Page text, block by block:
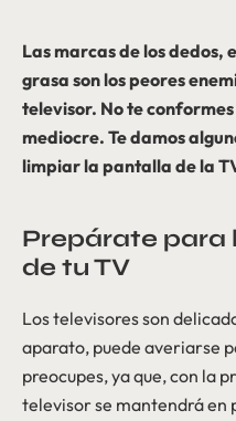
Las marcas de los dedos,
grasa son los peores
televisor. No te
mediocre. Te damos
limpiar la pantalla de la
Prepárate para
de tu TV
Los televisores son
aparato, puede averiarse
preocupes, ya que, con la
televisor se mantendrá en